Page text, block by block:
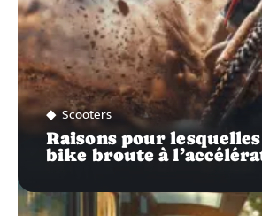
Scooters
Raisons pour
bike broute à